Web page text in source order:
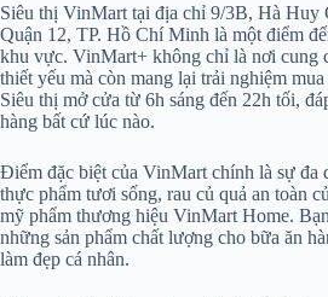
Siêu thị VinMart tại địa chỉ 9/3B, Hà Huy
Quận 12, TP. Hồ Chí Minh là một điểm
khu vực. VinMart+ không chỉ là nơi cung
thiết yếu mà còn mang lại trải nghiệm
Siêu thị mở cửa từ 6h sáng đến 22h tối,
hàng bất cứ lúc nào.
Điểm đặc biệt của VinMart chính là sự đa
thực phẩm tươi sống, rau củ quả an toàn
mỹ phẩm thương hiệu VinMart Home.
những sản phẩm chất lượng cho bữa ăn
làm đẹp cá nhân.